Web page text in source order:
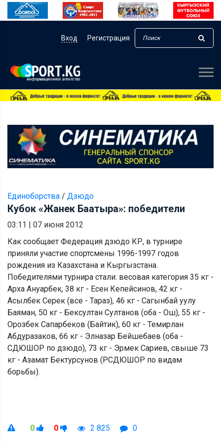
Вход Регистрация
Единоборства / Дзюдо
Кубок «Жанек Баатыра»: победители
03:11 | 07 июня 2012
Как сообщает Федерация дзюдо КР, в турнире
приняли участие спортсмены 1996-1997 годов
рождения из Казахстана и Кыргызстана.
Победителями турнира стали: весовая категория 35 кг -
Арха Ануарбек, 38 кг - Есен Кепейсинов, 42 кг -
Асылбек Серек (все - Тараз), 46 кг - Сагынбай уулу
Баяман, 50 кг - Бексултан Султанов (оба - Ош), 55 кг -
Орозбек Сапарбеков (Байтик), 60 кг - Темирлан
Абдуразаков, 66 кг - Элназар Бейшебаев (оба -
СДЮШОР по дзюдо), 73 кг - Эрмек Сариев, свыше 73
кг - Азамат Бектурсунов (РСДЮШОР по видам
борьбы).
0 0 2 825 0